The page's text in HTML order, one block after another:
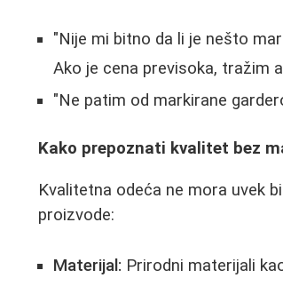
"Nije mi bitno da li je nešto
Ako je cena previsoka, tražim
"Ne patim od markirane
Kako prepoznati kvalitet bez
Kvalitetna odeća ne mora uvek
proizvode:
Materijal: Prirodni materijali